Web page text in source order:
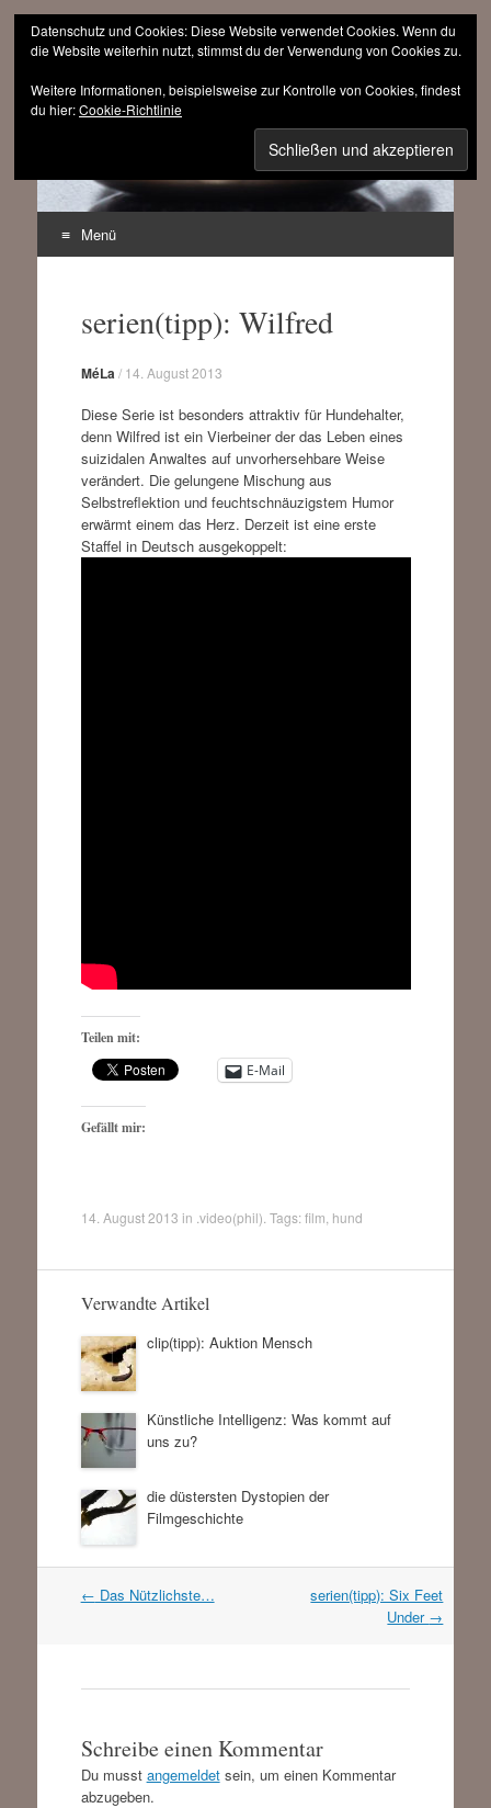
sinnfrei.ch
Menü
springenserien(tipp): Wilfred
MéLa / 14. August 2013
Diese Serie ist besonders attraktiv für Hundehalter,
denn Wilfred ist ein Vierbeiner der das Leben eines
suizidalen Anwaltes auf unvorhersehbare Weise
verändert. Die gelungene Mischung aus
Selbstreflektion und feuchtschnäuzigstem Humor
erwärmt einem das Herz. Derzeit ist eine erste
Staffel in Deutsch ausgekoppelt:
Teilen mit:
E-Mail
Gefällt mir:
14. August 2013 in .video(phil) . Tags:film hund
Verwandte Artikel
clip(tipp): Auktion Mensch
Künstliche Intelligenz: Was kommt auf
uns zu?
die düstersten Dystopien der
Filmgeschichte
Artikel
← Das Nützlichste…
serien(tipp): Six Feet
Under →
Schreibe einen Kommentar
Du musst angemeldetsein, um einen Kommentar
abzugeben.
Datenschutz und Cookies: Diese Website verwendet Cookies. Wenn du
die Website weiterhin nutzt, stimmst du der Verwendung von Cookies zu.
Weitere Informationen, beispielsweise zur Kontrolle von Cookies, findest
du hier:Cookie-Richtlinie